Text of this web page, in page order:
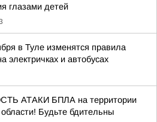
глазами детей
в Туле изменятся правила
электричках и автобусах
АТАКИ БПЛА на территории
области! Будьте бдительны